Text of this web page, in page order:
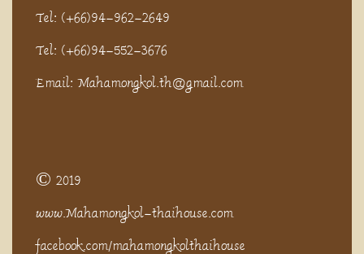
Tel: (+66)94-962-2649
Tel: (+66)94-552-3676
Email: Mahamongkol.th@gmail.com
© 2019
www.Mahamongkol-thaihouse.com
facebook.com/mahamongkolthaihouse